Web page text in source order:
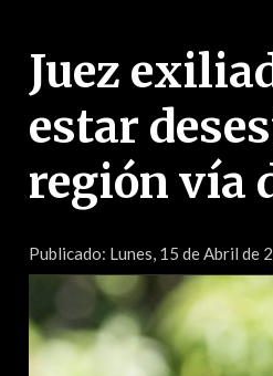
Juez
estar
región vía
Publicado: Lunes, 15 de Abril de